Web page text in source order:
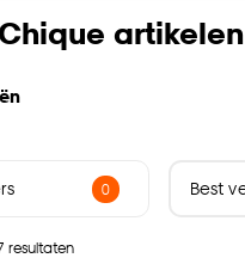
artikelen
resultaten
0